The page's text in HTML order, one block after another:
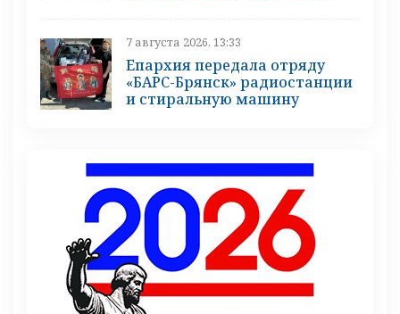
7 августа 2026, 13:33
Епархия передала отряду
«БАРС-Брянск» радиостанции
и стиральную машину